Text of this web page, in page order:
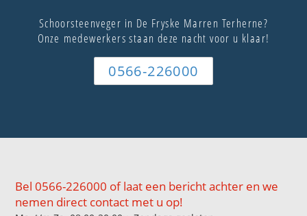
Schoorsteenveger in De Fryske Marren Terherne?
Onze medewerkers staan deze nacht voor u klaar!
0566-226000
Bel 0566-226000 of laat een bericht achter en we
nemen direct contact met u op!